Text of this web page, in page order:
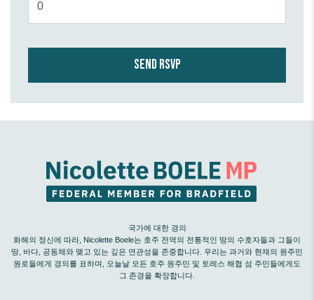
국가에 대한 경의
화해의 정신에 따라, Nicolette Boele는 호주 전역의 전통적인 땅의 수호자들과 그들이
땅, 바다, 공동체와 맺고 있는 깊은 연관성을 존중합니다. 우리는 과거와 현재의 원주민
원로들에게 경의를 표하며, 오늘날 모든 호주 원주민 및 토레스 해협 섬 주민들에게도
그 존경을 확장합니다.